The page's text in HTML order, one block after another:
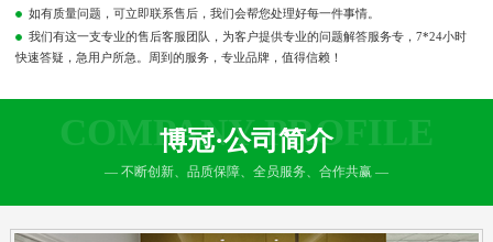
如有质量问题，可立即联系售后，我们会帮您处理好每一件事情。
我们有这一支专业的售后客服团队，为客户提供专业的问题解答服务专，7*24小时
快速答疑，急用户所急。周到的服务，专业品牌，值得信赖！
COMPANY PROFILE
博冠·公司简介
— 不断创新、品质保障、全员服务、合作共赢 —